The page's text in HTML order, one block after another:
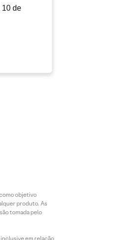
10 de
objetivo
produto. As
tomada pelo
em relação